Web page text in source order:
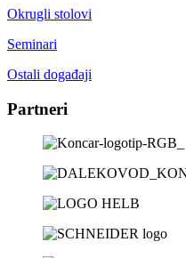
Okrugli stolovi
Seminari
Ostali događaji
Partneri